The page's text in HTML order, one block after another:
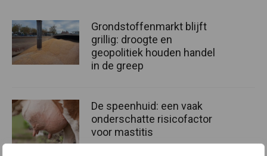
Grondstoffenmarkt blijft
grillig: droogte en
geopolitiek houden handel
in de greep
De speenhuid: een vaak
onderschatte risicofactor
voor mastitis